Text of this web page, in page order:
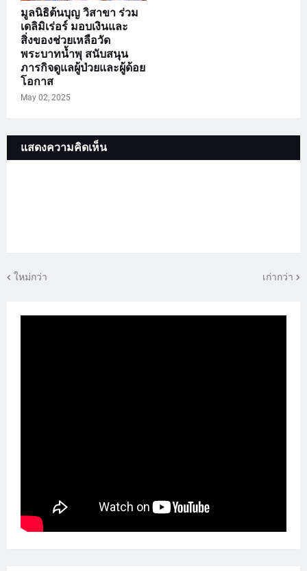
มูลนิธิต้นบุญ วิสาขา ร่วม
เดลิมิเร่อร์ มอบเงินและ
สิ่งของช่วยเหลือวัด
พระบาทน้ำพุ สนับสนุน
ภารกิจดูแลผู้ป่วยและผู้ด้อย
โอกาส
May 02, 2025
แสดงความคิดเห็น
ใหม่กว่า เก่ากว่า